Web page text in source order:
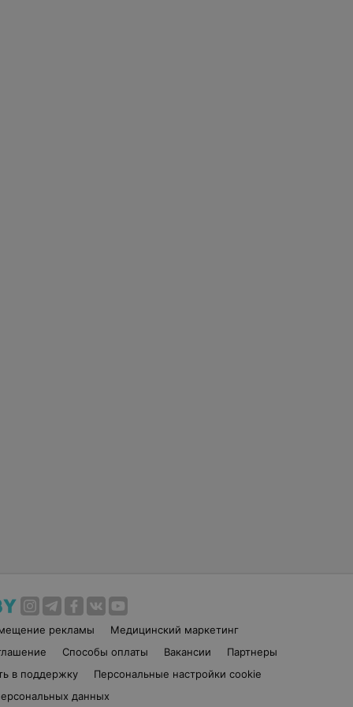
рекламы
Медицинский маркетинг
Способы оплаты Вакансии
Партнеры
в поддержку
Персональные настройки cookie
данных